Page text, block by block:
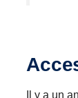
Il y a un